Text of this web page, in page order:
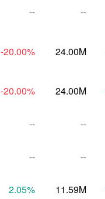
-- --
-20.00% 24.00M
-20.00% 24.00M
-- --
-- --
2.05% 11.59M